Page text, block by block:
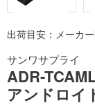
出荷目安：メーカ
サンワサプライ
ADR-
アンドロイ